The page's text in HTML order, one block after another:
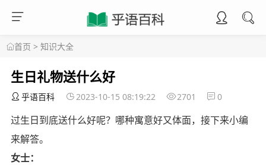
首页 > 知识大全
生日礼物送什么好
乎语百科 2023-10-15 08:19:22 2701 0
过生日到底送什么好呢？哪种寓意好又体面，接下来小编
来解答。
女士：